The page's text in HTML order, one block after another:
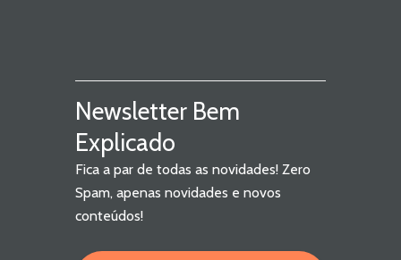
Newsletter Bem
Explicado
Fica a par de todas as novidades! Zero
Spam, apenas novidades e novos
conteúdos!